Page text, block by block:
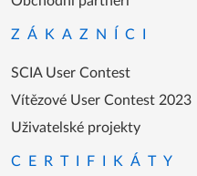
ZÁKAZNÍCI
SCIA User Contest
Vítězové User Contest 2023
Uživatelské projekty
CERTIFIKÁTY